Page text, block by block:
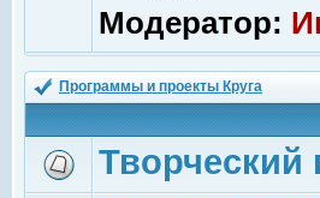
Модератор:
Программы и проекты Круга
Творческий